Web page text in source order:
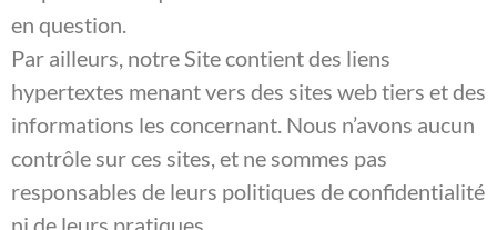
en question.
Par ailleurs, notre Site contient des liens
hypertextes menant vers des sites web tiers et des
informations les concernant. Nous n’avons aucun
contrôle sur ces sites, et ne sommes pas
responsables de leurs politiques de confidentialité
ni de leurs pratiques.